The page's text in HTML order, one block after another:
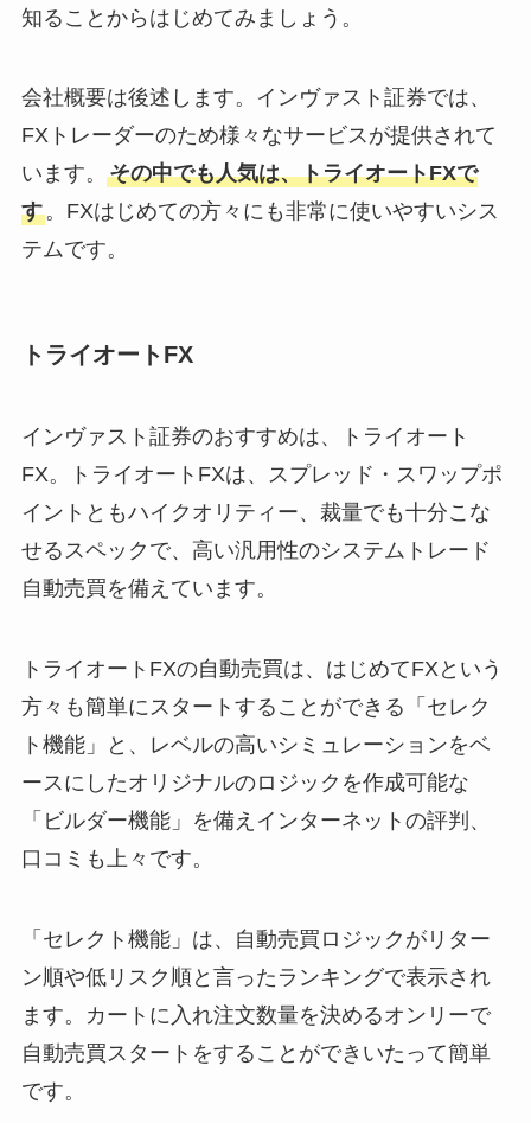
知ることからはじめてみましょう。
会社概要は後述します。インヴァスト証券では、
FXトレーダーのため様々なサービスが提供されて
います。 その中でも人気は、トライオートFXで
す。FXはじめての方々にも非常に使いやすいシス
テムです。
トライオートFX
インヴァスト証券のおすすめは、トライオート
FX。トライオートFXは、スプレッド・スワップポ
イントともハイクオリティー、裁量でも十分こな
せるスペックで、高い汎用性のシステムトレード
自動売買を備えています。
トライオートFXの自動売買は、はじめてFXという
方々も簡単にスタートすることができる「セレク
ト機能」と、レベルの高いシミュレーションをベ
ースにしたオリジナルのロジックを作成可能な
「ビルダー機能」を備えインターネットの評判、
口コミも上々です。
「セレクト機能」は、自動売買ロジックがリター
ン順や低リスク順と言ったランキングで表示され
ます。カートに入れ注文数量を決めるオンリーで
自動売買スタートをすることができいたって簡単
です。